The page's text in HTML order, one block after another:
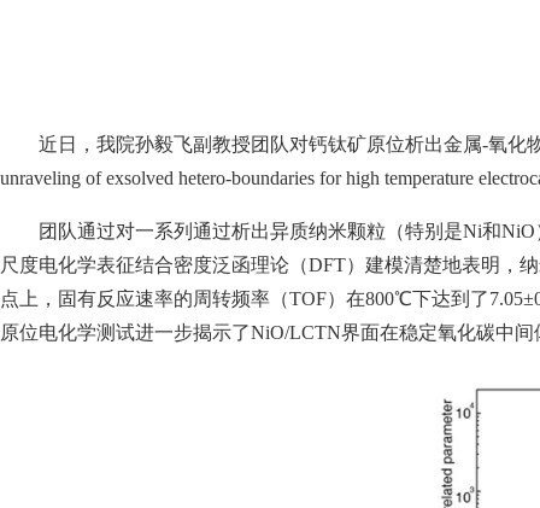
近日，我院孙毅飞副教授团队对钙钛矿原位析出金属-氧化
unraveling of exsolved hetero-boundaries for high temperature
团队通过对一系列通过析出异质纳米颗粒（特别是Ni和
尺度电化学表征结合密度泛函理论（DFT）建模清楚地表明，
点上，固有反应速率的周转频率（TOF）在800℃下达到了
原位电化学测试进一步揭示了NiO/LCTN界面在稳定氧化碳中